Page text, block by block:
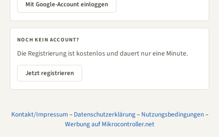
Mit Google-Account einloggen
NOCH KEIN ACCOUNT?
Die Registrierung ist kostenlos und dauert nur eine Minute.
Jetzt registrieren
Kontakt/Impressum– Datenschutzerklärung– Nutzungsbedingungen–
Werbung auf Mikrocontroller.net